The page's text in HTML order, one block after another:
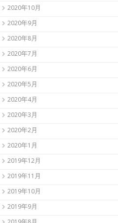
2020年10月
2020年9月
2020年8月
2020年7月
2020年6月
2020年5月
2020年4月
2020年3月
2020年2月
2020年1月
2019年12月
2019年11月
2019年10月
2019年9月